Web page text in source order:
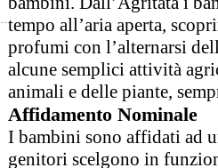
tempo all’aria aperta,
profumi con l’alternarsi
alcune semplici attività
animali e delle piante,
Affidamento Nominale
I bambini sono affidati ad
genitori scelgono in